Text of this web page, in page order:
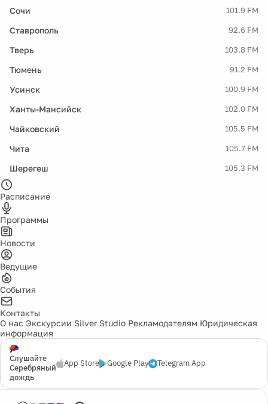
Сочи 101.9 FM
Ставрополь 92.6 FM
Тверь 103.8 FM
Тюмень 91.2 FM
Усинск 100.9 FM
Ханты-Мансийск 102.0 FM
Чайковский 105.5 FM
Чита 105.7 FM
Шерегеш 105.3 FM
Расписание
Программы
Новости
Ведущие
События
Контакты
О нас Экскурсии Silver Studio Рекламодателям Юридическая
информация
Слушайте
Серебряный
дождь
App Store Google Play Telegram App